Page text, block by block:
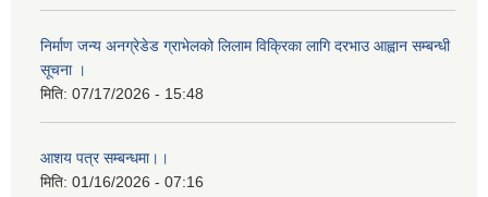
निर्माण जन्य अनग्रेडेड ग्राभेलको लिलाम विक्रिका लागि दरभाउ आह्वान सम्बन्धी
सूचना ।
मिति: 07/17/2026 - 15:48
आशय पत्र सम्बन्धमा।।
मिति: 01/16/2026 - 07:16